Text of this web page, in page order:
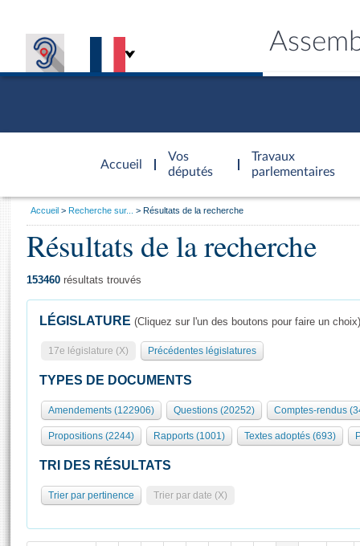
Accueil
d'accueil
Vos
députés
Travaux
parlementaires
Présidence
577 députés
Groupes politiques
Séance publique
Commissions et autres organes
Europe et International
Pétitions
Général
Rôle et pouvoirs de l'Assemblée
Organisation de l'Assemblée
Présidence Conférence des Présidents Bureau Collège des
Statistiques et chiffres clés
Visiter l'Assemblée
Visite virtuelle du palais Bourbon
Assister à une séance
Vous
Accueil Recherche sur... Résultats de la recherche
Résultats de la recherche
153460 résultats trouvés
LÉGISLATURE (Cliquez sur l'un des boutons pour faire un choix)
17e législature (X) Précédentes législatures
TYPES DE DOCUMENTS
Amendements (122906) Questions (20252) Comptes-rendus
Propositions (2244) Rapports (1001) Textes adoptés (693)
TRI DES RÉSULTATS
Trier par pertinence Trier par date (X)